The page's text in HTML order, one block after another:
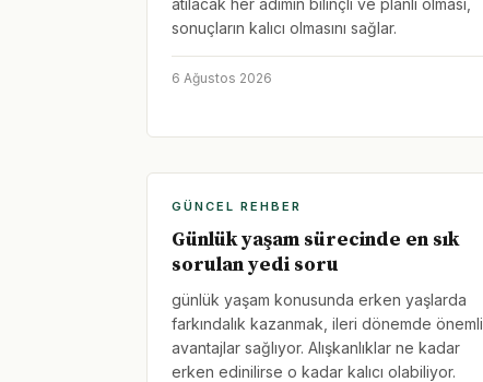
atılacak her adımın bilinçli ve planlı olması,
sonuçların kalıcı olmasını sağlar.
6 Ağustos 2026
GÜNCEL REHBER
Günlük yaşam sürecinde en sık
sorulan yedi soru
günlük yaşam konusunda erken yaşlarda
farkındalık kazanmak, ileri dönemde önemli
avantajlar sağlıyor. Alışkanlıklar ne kadar
erken edinilirse o kadar kalıcı olabiliyor.